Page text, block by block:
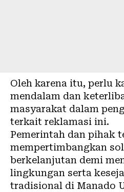
Oleh karena itu, perlu
mendalam dan
masyarakat dalam
terkait reklamasi ini.
Pemerintah dan pihak
mempertimbangkan
berkelanjutan demi
lingkungan serta
tradisional di Manado